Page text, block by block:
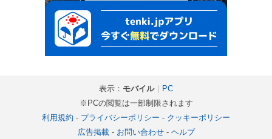
表示： モバイル｜ PC
※PCの閲覧は一部制限されます
利用規約 - プライバシーポリシー - クッキーポリシー
広告掲載- お問い合わせ- ヘルプ